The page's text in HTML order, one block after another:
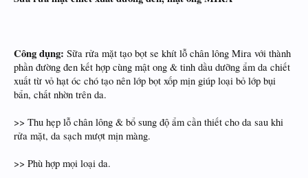
Công dụng: Sữa rửa mặt tạo bọt se khít lỗ chân lông Mira với thành
phần đường đen kết hợp cùng mật ong & tinh dầu dưỡng ẩm da chiết
xuất từ vỏ hạt óc chó tạo nên lớp bọt xốp mịn giúp loại bỏ lớp bụi
bẩn, chất nhờn trên da.
>> Thu hẹp lỗ chân lông & bổ sung độ ẩm cần thiết cho da sau khi
rửa mặt, da sạch mượt mịn màng.
>> Phù hợp mọi loại da.